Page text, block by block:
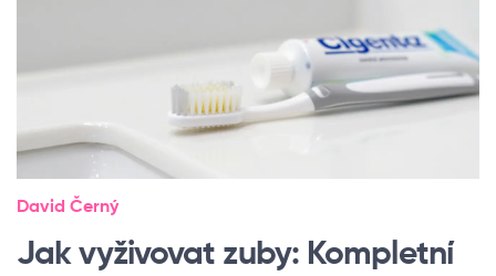
David Černý
Jak vyživovat zuby: Kompletní